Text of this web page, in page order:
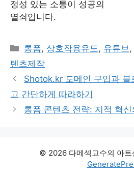
정성 있는 소통이 성공의
열쇠입니다.
Categories
롱폼, 상호작용유도, 유튜브,
텐츠제작
Shotok.kr 도메인 구입과 블
고 간단하게 따라하기
롱폼 콘텐츠 전략: 지적 혁신
© 2026 다메섹교수의 아트